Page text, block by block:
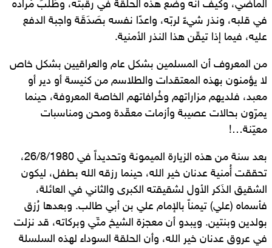
الماضي، وكيف أنه وضع هذه الحلقة في رقبته، وطَلبَ مُراده
في قلبه، ونذر شيءً لربّه، واعدًا نفسه بصَدَقَة واجبة الدفع
عليه، فيما إذا تيقّن هذا النذر الأمنية.
من المعروف أن المسلمين بشكل عام والعراقيين بشكل خاص
لا يؤمنون بهذه المعتقدات والطلاسم من كنيسة أو دير أو
معبد، فلديهم مزاراتهم وخُرافاتهم الخاصة المعروفة، حينما
يمرّون بحالات عصيبة وأزمات معقّدة ومحن ومناسبات
معيّنة…!
بعد سنة من هذه الزيارة الميمونة وتحديداً في 26/8/1980،
تحققت أُمنية عدنان خير الله، حينما رزقه الله بطفل، ليكون
الشقيق الذَكر الأول لشقيقته الكبرى والثاني في العائلة،
فأسماه (علي) تيمناً بالإمام علي بن أبي طالب. وبعدها رُزق
بولدين وبنتين. ويبدو أن معجزة الشيخ متّي وبركاته، قد نزلت
في عروق عدنان خير الله، وأن الحلقة السوداء لهذه السلسلة